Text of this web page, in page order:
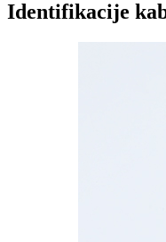
Identifikacije